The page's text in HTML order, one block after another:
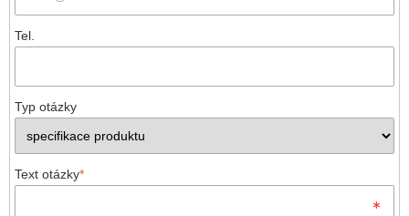
Tel.
Typ otázky
Text otázky*